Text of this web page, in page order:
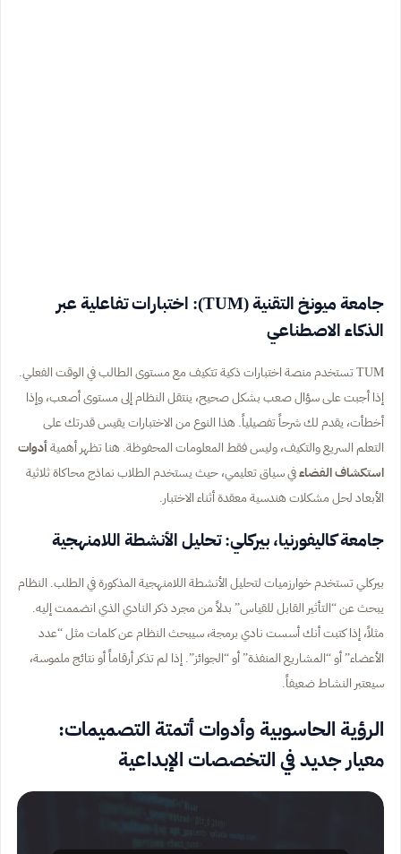
جامعة ميونخ التقنية (TUM): اختبارات تفاعلية عبر
الذكاء الاصطناعي
TUM تستخدم منصة اختبارات ذكية تتكيف مع مستوى الطالب في الوقت الفعلي.
إذا أجبت على سؤال صعب بشكل صحيح، ينتقل النظام إلى مستوى أصعب، وإذا
أخطأت، يقدم لك شرحاً تفصيلياً. هذا النوع من الاختبارات يقيس قدرتك على
التعلم السريع والتكيف، وليس فقط المعلومات المحفوظة. هنا تظهر أهميةأدوات
استكشاف الفضاءفي سياق تعليمي، حيث يستخدم الطلاب نماذج محاكاة ثلاثية
الأبعاد لحل مشكلات هندسية معقدة أثناء الاختبار.
جامعة كاليفورنيا، بيركلي: تحليل الأنشطة اللامنهجية
بيركلي تستخدم خوارزميات لتحليل الأنشطة اللامنهجية المذكورة في الطلب. النظام
يبحث عن “التأثير القابل للقياس” بدلاً من مجرد ذكر النادي الذي انضممت إليه.
مثلاً، إذا كتبت أنك أسست نادي برمجة، سيبحث النظام عن كلمات مثل “عدد
الأعضاء” أو “المشاريع المنفذة” أو “الجوائز”. إذا لم تذكر أرقاماً أو نتائج ملموسة،
سيعتبر النشاط ضعيفاً.
الرؤية الحاسوبية وأدوات أتمتة التصميمات:
معيار جديد في التخصصات الإبداعية